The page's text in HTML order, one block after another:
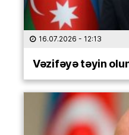
16.07.2026 - 12:13
Vəzifəyə təyin